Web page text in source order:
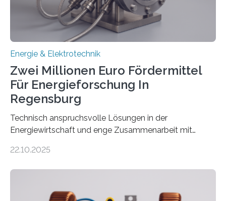
Gesetz (EEG) sind Netzbetreiber…
Energie & Elektrotechnik
Zwei Millionen Euro Fördermittel
Für Energieforschung In
Regensburg
Technisch anspruchsvolle Lösungen in der
Energiewirtschaft und enge Zusammenarbeit mit
neuen EU-geförderten Transfer-Projekte zu
Energietechnologien werden vom Europäischen
22.10.2025